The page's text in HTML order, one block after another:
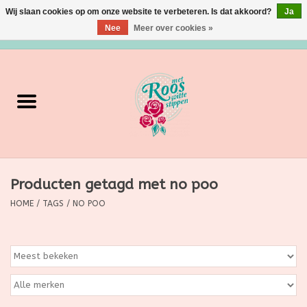
Verzorging
Grimeermateriaal
Huishoudartikelen
Ditjes & Datjes
Producten getagd met no poo
HOME / TAGS / NO POO
Wij slaan cookies op om onze website te verbeteren. Is dat akkoord?
Ja
Nee
Meer over cookies »